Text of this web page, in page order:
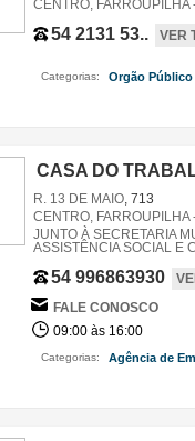
CENTRO, FARROUPILHA
54 2131 53.. VER
Categorias: Orgão Público
CASA DO
R. 13 DE MAIO, 713
CENTRO, FARROUPILHA
JUNTO À SECRETARIA
ASSISTÊNCIA SOCIAL E
54 996863930
FALE CONOSCO
09:00 às 16:00
Categorias: Agência de